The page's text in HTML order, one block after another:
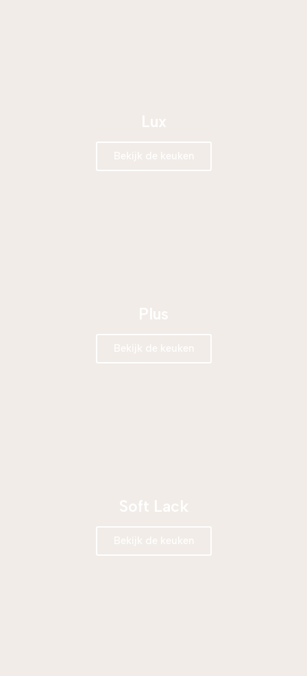
Lux
Bekijk de keuken
Plus
Bekijk de keuken
Soft Lack
Bekijk de keuken